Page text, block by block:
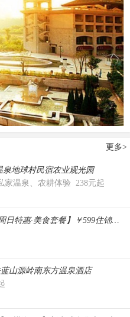
更多>
泉地球村民宿农业观光园
家温泉、农耕体验 238元起
周日特惠·美食套餐】￥599住锦
山源岭南东方温泉酒店